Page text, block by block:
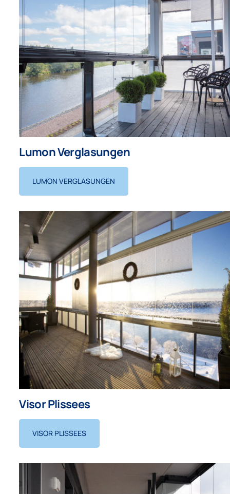
Geschäftskunden
Unternehmen
Lumon Verglasungen
LUMON VERGLASUNGEN
Visor Plissees
VISOR PLISSEES